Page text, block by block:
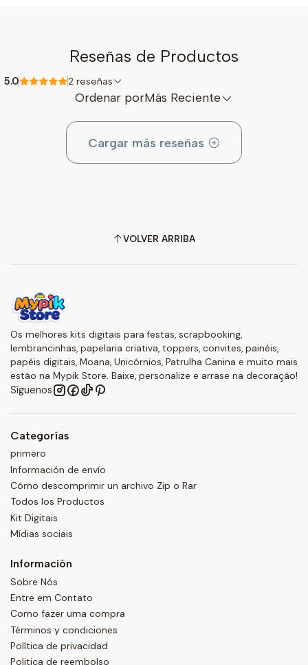
Reseñas de Productos
5.0 2 reseñas
Ordenar porMás Reciente
Cargar más reseñas
VOLVER ARRIBA
Os melhores kits digitais para festas, scrapbooking,
lembrancinhas, papelaria criativa, toppers, convites, painéis,
papéis digitais, Moana, Unicórnios, Patrulha Canina e muito mais
estão na Mypik Store. Baixe, personalize e arrase na decoração!
Síguenos
Categorías
primero
Información de envío
Cómo descomprimir un archivo Zip o Rar
Todos los Productos
Kit Digitais
Mídias sociais
Información
Sobre Nós
Entre em Contato
Como fazer uma compra
Términos y condiciones
Política de privacidad
Politica de reembolso